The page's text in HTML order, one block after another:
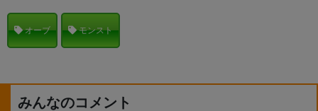
オーブ モンスト
みんなのコメント